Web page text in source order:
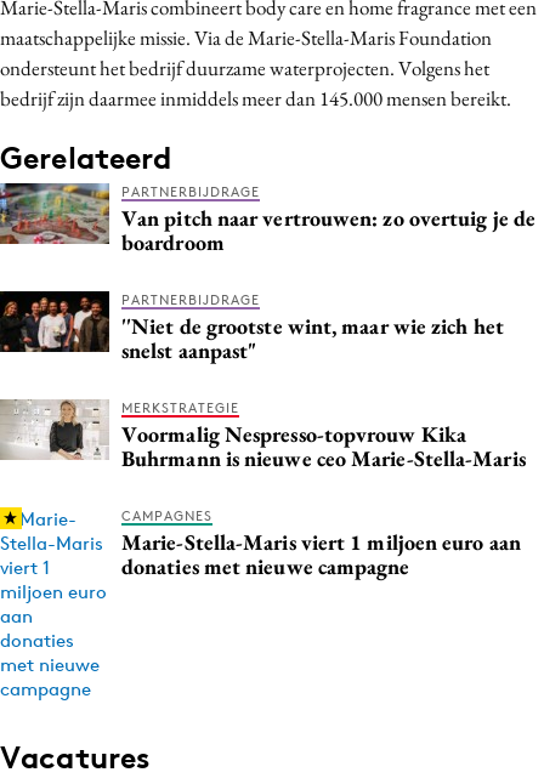
Marie-Stella-Maris combineert body care en home fragrance met een
maatschappelijke missie. Via de Marie-Stella-Maris Foundation
ondersteunt het bedrijf duurzame waterprojecten. Volgens het
bedrijf zijn daarmee inmiddels meer dan 145.000 mensen bereikt.
Gerelateerd
PARTNERBIJDRAGE
Van pitch naar vertrouwen: zo overtuig je de
boardroom
PARTNERBIJDRAGE
''Niet de grootste wint, maar wie zich het
snelst aanpast"
MERKSTRATEGIE
Voormalig Nespresso-topvrouw Kika
Buhrmann is nieuwe ceo Marie-Stella-Maris
CAMPAGNES
Marie-Stella-Maris viert 1 miljoen euro aan
donaties met nieuwe campagne
Vacatures